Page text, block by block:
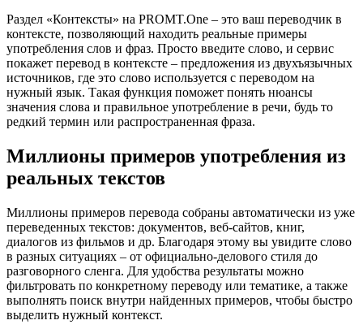
Раздел «Контексты» на PROMT.One – это ваш переводчик в
контексте, позволяющий находить реальные примеры
употребления слов и фраз. Просто введите слово, и сервис
покажет перевод в контексте – предложения из двухъязычных
источников, где это слово используется с переводом на
нужный язык. Такая функция поможет понять нюансы
значения слова и правильное употребление в речи, будь то
редкий термин или распространенная фраза.
Миллионы примеров употребления из
реальных текстов
Миллионы примеров перевода собраны автоматически из уже
переведенных текстов: документов, веб-сайтов, книг,
диалогов из фильмов и др. Благодаря этому вы увидите слово
в разных ситуациях – от официально-делового стиля до
разговорного сленга. Для удобства результаты можно
фильтровать по конкретному переводу или тематике, а также
выполнять поиск внутри найденных примеров, чтобы быстро
выделить нужный контекст.